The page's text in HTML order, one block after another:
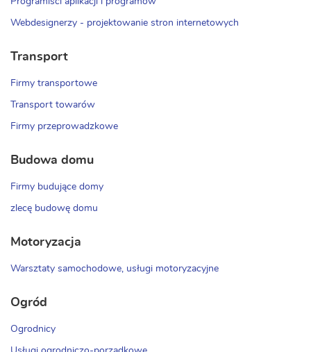
Webdesignerzy - projektowanie stron internetowych
Transport
Firmy transportowe
Transport towarów
Firmy przeprowadzkowe
Budowa domu
Firmy budujące domy
zlecę budowę domu
Motoryzacja
Warsztaty samochodowe, usługi motoryzacyjne
Ogród
Ogrodnicy